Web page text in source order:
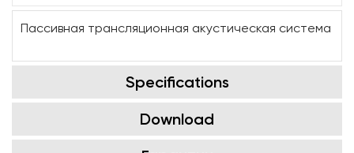
Пассивная трансляционная акустическая система
Specifications
Download